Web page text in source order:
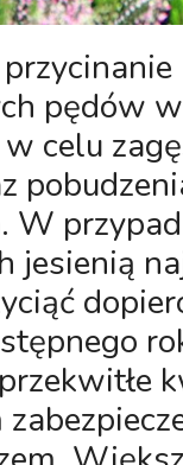
pędów
celu
W
jesienią